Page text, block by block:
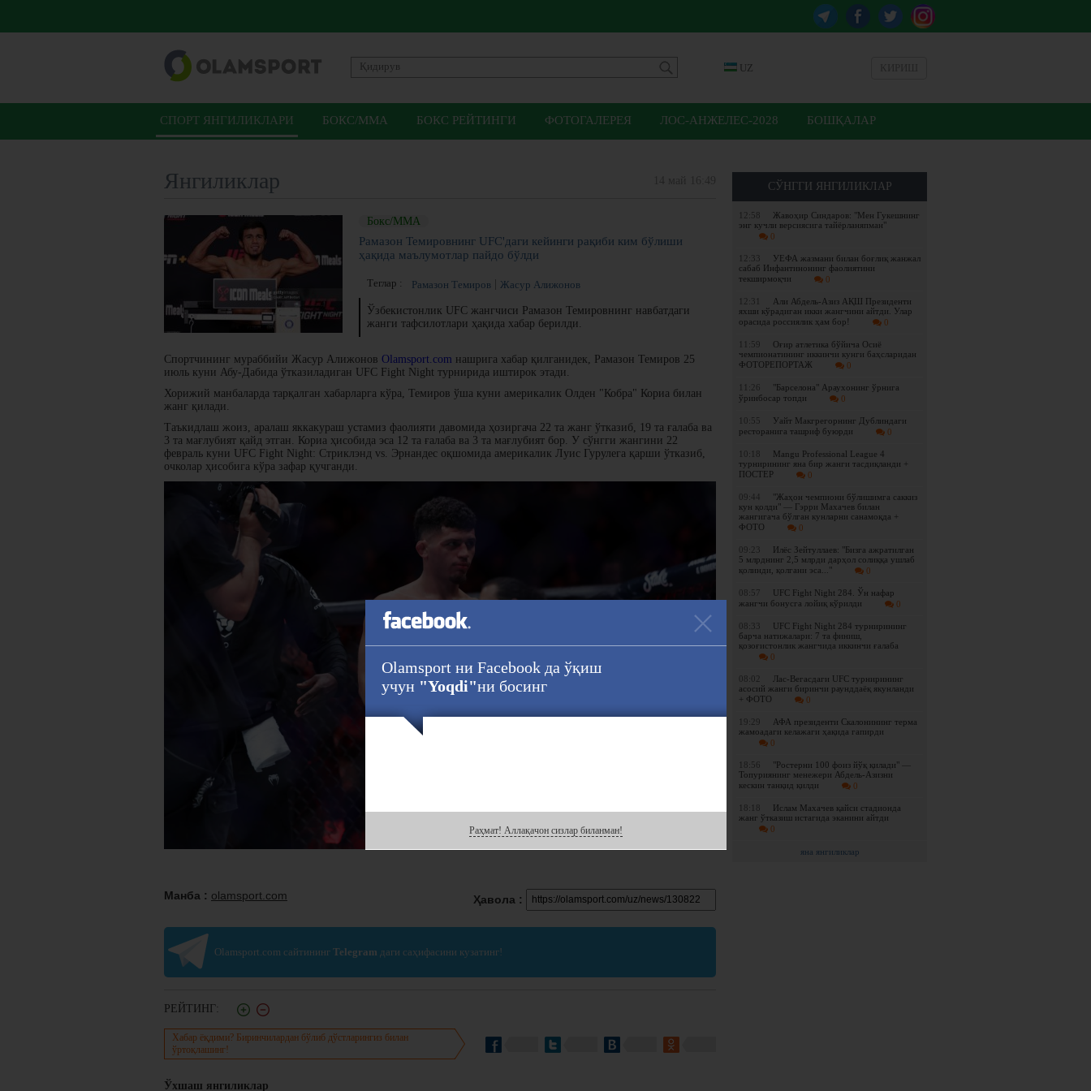
UZ
СПОРТ ЯНГИЛИКЛАРИ БОКС/ММА БОКС РЕЙТИНГИ ФОТОГАЛЕРЕЯ ЛОС-АНЖЕЛЕС-2028 БОШҚАЛАР
СЎНГГИ ЯНГИЛИКЛАР
12:58
Жавоҳир Синдаров: "Мен Гукешнинг
энг кучли версиясига тайёрланяпман"
0
12:33
УЕФА жазмани билан боғлиқ жанжал
сабаб Инфантинонинг фаолиятини
текширмоқчи
0
12:31
Али Абдель-Азиз АҚШ Президенти
яхши кўрадиган икки жангчини айтди. Улар
орасида россиялик ҳам бор!
0
11:59
Оғир атлетика бўйича Осиё
чемпионатининг иккинчи кунги баҳсларидан
ФОТОРЕПОРТАЖ
0
11:26
"Барселона" Араухонинг ўрнига
ўринбосар топди
0
10:55
Уайт Макгрегорнинг Дублиндаги
ресторанига ташриф буюрди
0
10:18
Mangu Professional League 4
турнирининг яна бир жанги тасдиқланди +
ПОСТЕР
0
09:44
"Жаҳон чемпиони бўлишимга саккиз
кун қолди" — Гэрри Махачев билан
жангигача бўлган кунларни санамоқда +
ФОТО
0
09:23
Илёс Зейтуллаев: "Бизга ажратилган
5 млрднинг 2,5 млрди дарҳол солиққа ушлаб
қолинди, қолгани эса..."
0
08:57
UFC Fight Night 284. Ўн нафар
жангчи бонусга лойиқ кўрилди
0
08:33
UFC Fight Night 284 турнирининг
барча натижалари: 7 та финиш,
қозоғистонлик жангчида иккинчи ғалаба
0
08:02
Лас-Вегасдаги UFC турнирининг
асосий жанги биринчи раунддаёқ якунланди
+ ФОТО
0
19:29
АФА президенти Скалонининг терма
жамоадаги келажаги ҳақида гапирди
0
18:56
"Ростерни 100 фоиз йўқ қилади" —
Топуриянинг менежери Абдель-Азизни
кескин танқид қилди
0
18:18
Ислам Махачев қайси стадионда
жанг ўтказиш истагида эканини айтди
0
яна янгиликлар
Янгиликлар
Бокс/ММА
Рамазон Темировнинг UFC'даги кейинги рақиби ким бўлиши
ҳақида маълумотлар пайдо бўлди
Теглар : Рамазон Темиров Жасур Алижонов
Ўзбекистонлик UFC жангчиси Рамазон Темировнинг навбатдаги
жанги тафсилотлари ҳақида хабар берилди.
Спортчининг мураббийи Жасур Алижонов Olamsport.com нашрига хабар қилганидек, Рамазон Темиров 25
июль куни Абу-Дабида ўтказиладиган UFC Fight Night турнирида иштирок этади.
Хорижий манбаларда тарқалган хабарларга кўра, Темиров ўша куни америкалик Олден "Кобра" Кориа билан
жанг қилади.
Таъкидлаш жоиз, аралаш яккакураш устамиз фаолияти давомида ҳозиргача 22 та жанг ўтказиб, 19 та ғалаба ва
3 та мағлубият қайд этган. Кориа ҳисобида эса 12 та ғалаба ва 3 та мағлубият бор. У сўнгги жангини 22
февраль куни UFC Fight Night: Стриклэнд vs. Эрнандес оқшомида америкалик Луис Гурулега қарши ўтказиб,
очколар ҳисобига кўра зафар қучганди.
Ҳавола :
Манба : olamsport.com
Olamsport.com сайтининг Telegram даги саҳифасини кузатинг!
РЕЙТИНГ:
Хабар ёқдими? Биринчилардан бўлиб дўстларингиз билан
ўртоқлашинг!
Ўхшаш янгиликлар
Olamsport ни Facebook да ўқиш
учун "Yoqdi"ни босинг
Раҳмат! Аллақачон сизлар биланман!